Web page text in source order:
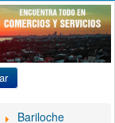
Bariloche